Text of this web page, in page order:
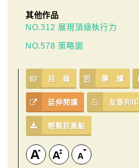
其他作品
NO.312 展現頂級執行力
NO.578 策略圖
目 錄 導 讀
延伸閱讀 友善列印
輕鬆抓重點